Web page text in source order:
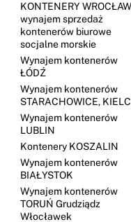
KONTENERY WROCŁAW
wynajem sprzedaż
kontenerów biurowe
socjalne morskie
Wynajem kontenerów
ŁÓDŹ
Wynajem kontenerów
STARACHOWICE,
Wynajem kontenerów
LUBLIN
Kontenery KOSZALIN
Wynajem kontenerów
BIAŁYSTOK
Wynajem kontenerów
TORUŃ Grudziądz
Włocławek